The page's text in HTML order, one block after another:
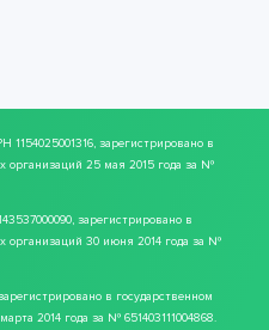
1154025001316, зарегистрировано в
организаций 25 мая 2015 года за №
зарегистрировано в
организаций 30 июня 2014 года за №
в государственном
2014 года за № 651403111004868.